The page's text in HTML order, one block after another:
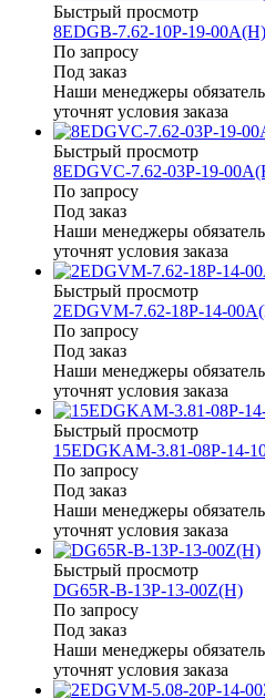
Быстрый просмотр
8EDGB-7.62-10P-19-00A(H)
По запросу
Под заказ
Наши менеджеры
уточнят условия заказа
Быстрый просмотр
8EDGVC-7.62-03P-19-
По запросу
Под заказ
Наши менеджеры
уточнят условия заказа
Быстрый просмотр
2EDGVM-7.62-18P-14-
По запросу
Под заказ
Наши менеджеры
уточнят условия заказа
Быстрый просмотр
15EDGKAM-3.81-08P-14-
По запросу
Под заказ
Наши менеджеры
уточнят условия заказа
Быстрый просмотр
DG65R-B-13P-13-00Z(H)
По запросу
Под заказ
Наши менеджеры
уточнят условия заказа